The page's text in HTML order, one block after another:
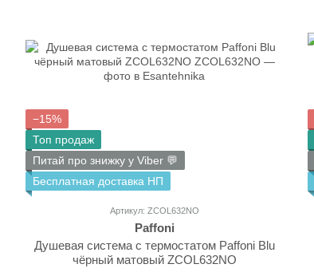
−15%
Топ продаж
Питай про знижку у Viber 💬
Бесплатная доставка НП
Артикул: ZCOL632NO
Paffoni
Душевая система с термостатом Paffoni Blu
чёрный матовый ZCOL632NO